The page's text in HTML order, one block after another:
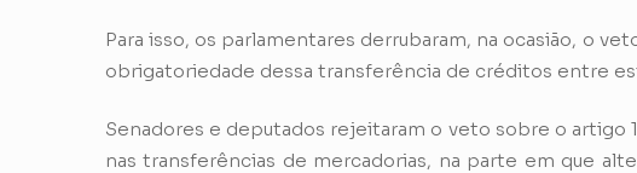
Para isso, os parlamentares derrubaram, na ocasião, o
obrigatoriedade dessa transferência de créditos entre
Senadores e deputados rejeitaram o veto sobre o artigo
nas transferências de mercadorias, na parte em que